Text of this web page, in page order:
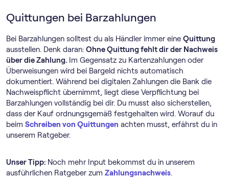
Quittungen bei Barzahlungen
Bei Barzahlungen solltest du als Händler immer eine Quittung
ausstellen. Denk daran: Ohne Quittung fehlt dir der Nachweis
über die Zahlung. Im Gegensatz zu Kartenzahlungen oder
Überweisungen wird bei Bargeld nichts automatisch
dokumentiert. Während bei digitalen Zahlungen die Bank die
Nachweispflicht übernimmt, liegt diese Verpflichtung bei
Barzahlungen vollständig bei dir. Du musst also sicherstellen,
dass der Kauf ordnungsgemäß festgehalten wird. Worauf du
beim Schreiben von Quittungen achten musst, erfährst du in
unserem Ratgeber.
Unser Tipp: Noch mehr Input bekommst du in unserem
ausführlichen Ratgeber zum Zahlungsnachweis.